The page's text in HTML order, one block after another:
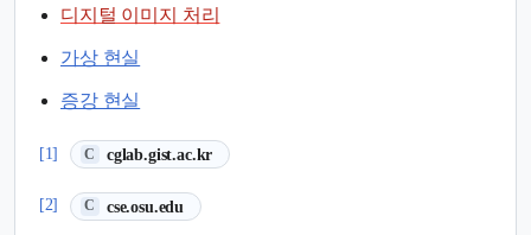
디지털 이미지 처리
가상 현실
증강 현실
[1] C cglab.gist.ac.kr
(새 탭에서 열림)
[2] C cse.osu.edu
(새 탭에서 열림)